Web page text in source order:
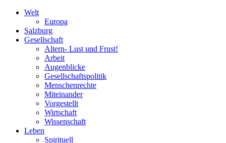
Welt
Europa
Salzburg
Gesellschaft
Altern- Lust und Frust!
Arbeit
Augenblicke
Gesellschaftspolitik
Menschenrechte
Miteinander
Vorgestellt
Wirtschaft
Wissenschaft
Leben
Spirituell